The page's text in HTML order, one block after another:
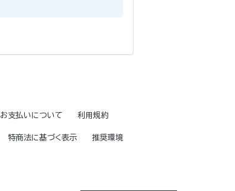
お支払いについて 利用規約
特商法に基づく表示 推奨環境